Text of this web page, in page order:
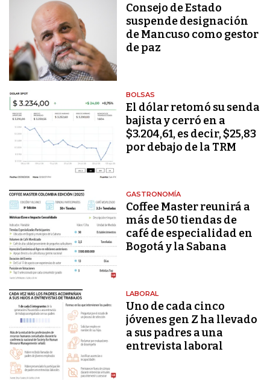
Consejo de Estado
suspende designación
de Mancuso como gestor
de paz
BOLSAS
El dólar retomó su senda
bajista y cerró en a
$3.204,61, es decir, $25,83
por debajo de la TRM
GASTRONOMÍA
Coffee Master reunirá a
más de 50 tiendas de
café de especialidad en
Bogotá y la Sabana
LABORAL
Uno de cada cinco
jóvenes gen Z ha llevado
a sus padres a una
entrevista laboral